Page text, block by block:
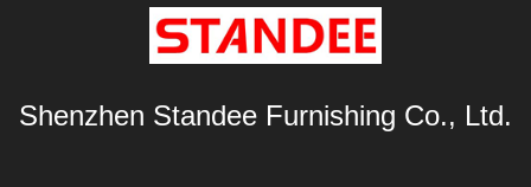
Shenzhen Standee Furnishing Co., Ltd.